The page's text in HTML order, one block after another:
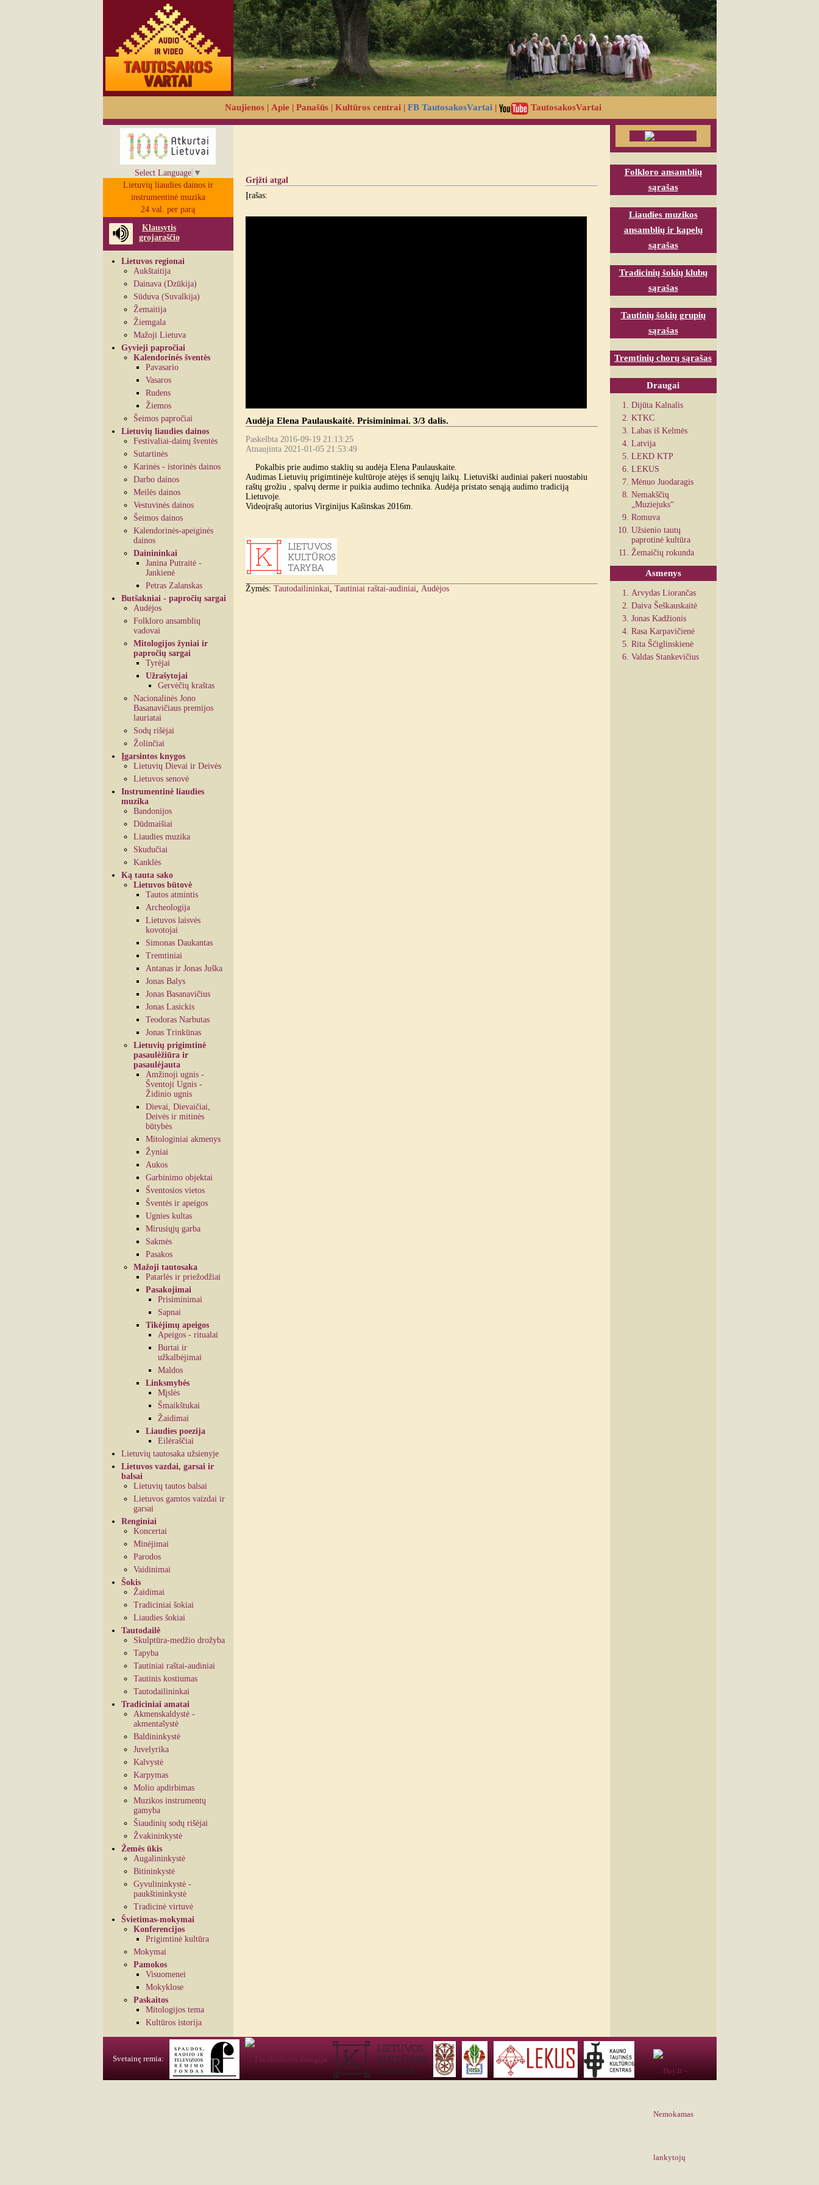
Naujienos| Apie | Panašūs| Kultūros centrai| FB TautosakosVartai | TautosakosVartai
Select Language ▼
Lietuvių liaudies dainos ir
instrumentinė muzika
24 val. per parą
Klausytis
grojaraščio
Lietuvos regionai
Aukštaitija
Dainava (Dzūkija)
Sūduva (Suvalkija)
Žemaitija
Žiemgala
Mažoji Lietuva
Gyvieji papročiai
Kalendorinės šventės
Pavasario
Vasaros
Rudens
Žiemos
Šeimos papročiai
Lietuvių liaudies dainos
Festivaliai-dainų šventės
Sutartinės
Karinės - istorinės dainos
Darbo dainos
Meilės dainos
Vestuvinės dainos
Šeimos dainos
Kalendorinės-apeiginės
dainos
Dainininkai
Janina Putraitė -
Jankienė
Petras Zalanskas
Butšakniai - papročių sargai
Audėjos
Folkloro ansamblių
vadovai
Mitologijos žyniai ir
papročių sargai
Tyrėjai
Užrašytojai
Gervėčių kraštas
Nacionalinės Jono
Basanavičiaus premijos
lauriatai
Sodų rišėjai
Žolinčiai
Įgarsintos knygos
Lietuvių Dievai ir Deivės
Lietuvos senovė
Instrumentinė liaudies
muzika
Bandonijos
Dūdmaišiai
Liaudies muzika
Skudučiai
Kanklės
Ką tauta sako
Lietuvos būtovė
Tautos atmintis
Archeologija
Lietuvos laisvės
kovotojai
Simonas Daukantas
Tremtiniai
Antanas ir Jonas Juška
Jonas Balys
Jonas Basanavičius
Jonas Lasickis
Teodoras Narbutas
Jonas Trinkūnas
Lietuvių prigimtinė
pasaulėžiūra ir
pasaulėjauta
Amžinoji ugnis -
Šventoji Ugnis -
Židinio ugnis
Dievai, Dievaičiai,
Deivės ir mitinės
būtybės
Mitologiniai akmenys
Žyniai
Aukos
Garbinimo objektai
Šventosios vietos
Šventės ir apeigos
Ugnies kultas
Mirusiųjų garba
Sakmės
Pasakos
Mažoji tautosaka
Patarlės ir priežodžiai
Pasakojimai
Prisiminimai
Sapnai
Tikėjimų apeigos
Apeigos - ritualai
Burtai ir
užkalbėjimai
Maldos
Linksmybės
Mįslės
Šmaikštukai
Žaidimai
Liaudies poezija
Eilėraščiai
Lietuvių tautosaka užsienyje
Lietuvos vazdai, garsai ir
balsai
Lietuvių tautos balsai
Lietuvos gamtos vaizdai ir
garsai
Renginiai
Koncertai
Minėjimai
Parodos
Vaidinimai
Šokis
Žaidimai
Tradiciniai šokiai
Liaudies šokiai
Tautodailė
Skulptūra-medžio drožyba
Tapyba
Tautiniai raštai-audiniai
Tautinis kostiumas
Tautodailininkai
Tradiciniai amatai
Akmenskaldystė -
akmentašystė
Baldininkystė
Juvelyrika
Kalvystė
Karpymas
Molio apdirbimas
Muzikos instrumentų
gamyba
Šiaudinių sodų rišėjai
Žvakininkystė
Žemės ūkis
Augalininkystė
Bitininkystė
Gyvulininkystė -
paukštininkystė
Tradicinė virtuvė
Švietimas-mokymai
Konferencijos
Prigimtinė kultūra
Mokymai
Pamokos
Visuomenei
Mokyklose
Paskaitos
Mitologijos tema
Kultūros istorija
Grįžti atgal
Įrašas:
Audėja Elena Paulauskaitė. Prisiminimai. 3/3 dalis.
Paskelbta 2016-09-19 21:13:25
Atnaujinta 2021-01-05 21:53:49
Pokalbis prie audimo staklių su audėja Elena Paulauskaite.
Audimas Lietuvių prigimtinėje kultūroje atėjęs iš senųjų laikų. Lietuviški audiniai pakeri nuostabiu
raštų grožiu , spalvų derme ir puikia audimo technika. Audėja pristato senąją audimo tradiciją
Lietuvoje.
Videoįrašų autorius Virginijus Kašinskas 2016m.
Žymės: Tautodailininkai Tautiniai raštai-audiniai Audėjos
Folkloro ansamblių
sąrašas
Liaudies muzikos
ansamblių ir kapelų
sąrašas
Tradicinių šokių klubų
sąrašas
Tautinių šokių grupių
sąrašas
Tremtinių chorų sąrašas
Draugai
Dijūta Kalnalis
KTKC
Labas iš Kelmės
Latvija
LEKD KTP
LEKUS
Mėnuo Juodaragis
Nemakščių
„Muziejuks“
Romuva
Užsienio tautų
paprotinė kultūra
Žemaičių rokunda
Asmenys
Arvydas Liorančas
Daiva Šeškauskaitė
Jonas Kadžionis
Rasa Karpavičienė
Rita Ščiglinskienė
Valdas Stankevičius
Svetainę remia: